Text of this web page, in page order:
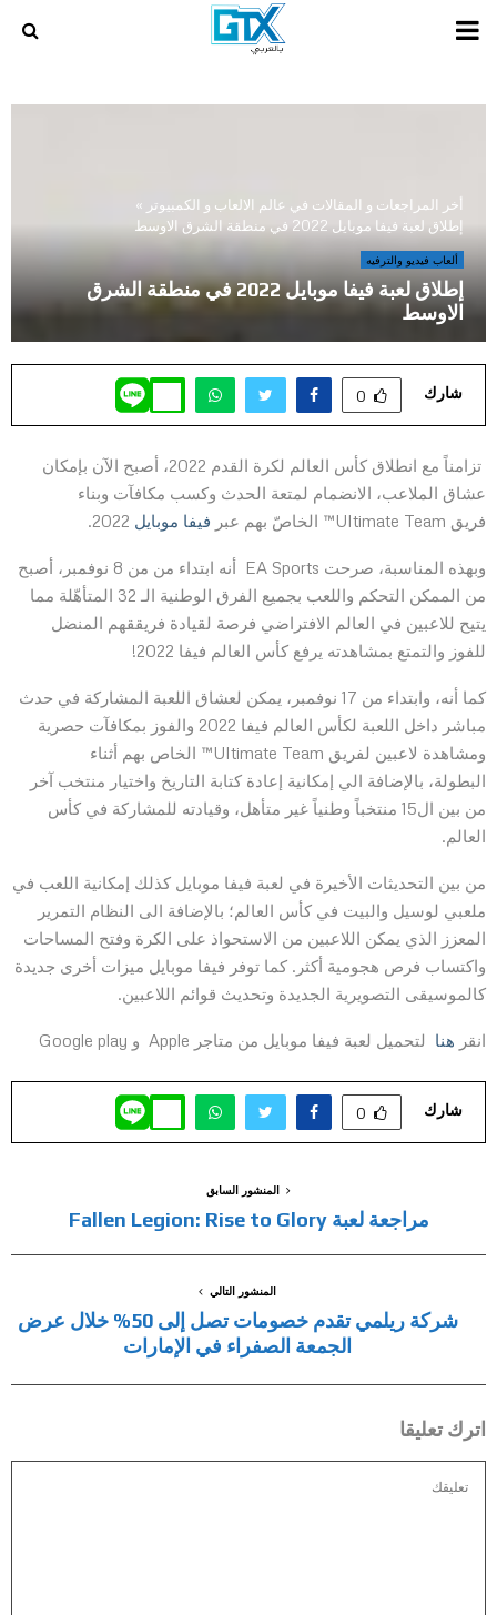
PRIMARY
أخر المراجعات و المقالات في عالم الالعاب و الكمبيوتر »
إطلاق لعبة فيفا موبايل 2022 في منطقة الشرق الاوسط
ألعاب فيديو والترفيه
إطلاق لعبة فيفا موبايل 2022 في منطقة الشرق
الاوسط
شارك 0
تزامناً مع انطلاق كأس العالم لكرة القدم 2022، أصبح الآن بإمكان
عشاق الملاعب، الانضمام لمتعة الحدث وكسب مكافآت وبناء
فريق Ultimate Team™ الخاصّ بهم عبر
فيفا موبايل
وبهذه المناسبة، صرحت EA Sports أنه ابتداء من من 8 نوفمبر، أصبح
من الممكن التحكم واللعب بجميع الفرق الوطنية الـ 32 المتأهّلة مما
يتيح للاعبين في العالم الافتراضي فرصة لقيادة فريققهم المنضل
للفوز والتمتع بمشاهدته يرفع كأس العالم فيفا 2022!
كما أنه، وابتداء من 17 نوفمبر، يمكن لعشاق اللعبة المشاركة في حدث
مباشر داخل اللعبة لكأس العالم فيفا 2022 والفوز بمكافآت حصرية
ومشاهدة لاعبين لفريق Ultimate Team™ الخاص بهم أثناء
البطولة، بالإضافة الي إمكانية إعادة كتابة التاريخ واختيار منتخب آخر
من بين ال15 منتخباً وطنياً غير متأهل، وقيادته للمشاركة في كأس
العالم.
من بين التحديثات الأخيرة في لعبة فيفا موبايل كذلك إمكانية اللعب في
ملعبي لوسيل والبيت في كأس العالم؛ بالإضافة الى النظام التمرير
المعزز الذي يمكن اللاعبين من الاستحواذ على الكرة وفتح المساحات
واكتساب فرص هجومية أكثر. كما توفر فيفا موبايل ميزات أخرى جديدة
كالموسيقى التصويرية الجديدة وتحديث قوائم اللاعبين.
انقر هنا لتحميل لعبة فيفا موبايل من متاجر Apple و Google play
شارك 0
المنشور السابق
مراجعة لعبة Fallen Legion: Rise to Glory
المنشور التالي
شركة ريلمي تقدم خصومات تصل إلى 50% خلال عرض
الجمعة الصفراء في الإمارات
اترك تعليقا